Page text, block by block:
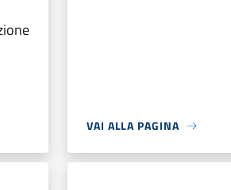
VAI ALLA PAGINA